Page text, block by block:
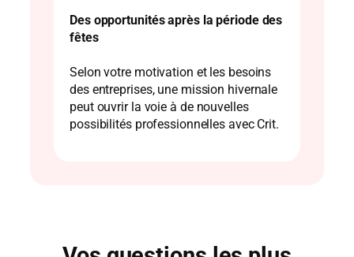
Des opportunités après la période des
fêtes
Selon votre motivation et les besoins
des entreprises, une mission hivernale
peut ouvrir la voie à de nouvelles
possibilités professionnelles avec Crit.